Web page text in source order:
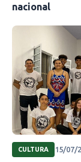
nacional
CULTURA 15/07/